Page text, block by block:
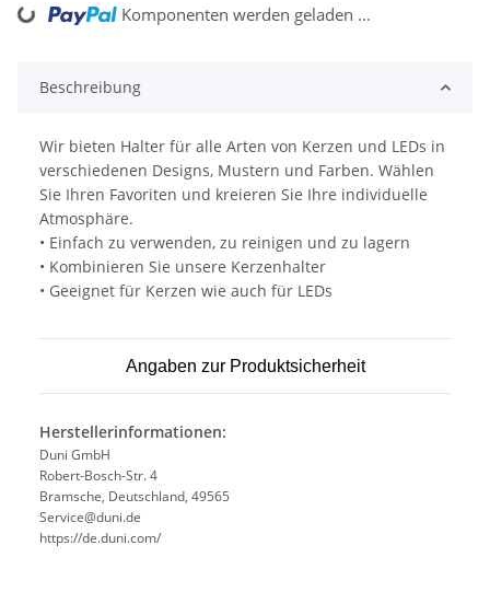
Komponenten werden geladen ...
Beschreibung
Wir bieten Halter für alle Arten von Kerzen und LEDs in
verschiedenen Designs, Mustern und Farben. Wählen
Sie Ihren Favoriten und kreieren Sie Ihre individuelle
Atmosphäre.
• Einfach zu verwenden, zu reinigen und zu lagern
• Kombinieren Sie unsere Kerzenhalter
• Geeignet für Kerzen wie auch für LEDs
Angaben zur Produktsicherheit
Herstellerinformationen:
Duni GmbH
Robert-Bosch-Str. 4
Bramsche, Deutschland, 49565
Service@duni.de
https://de.duni.com/